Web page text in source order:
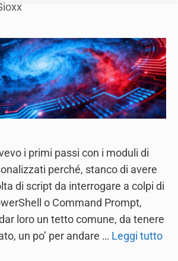
i primi passi con i moduli di
perché, stanco di avere
di script da interrogare a colpi di
o Command Prompt,
loro un tetto comune, da tenere
un po’ per andare … Leggi tutto